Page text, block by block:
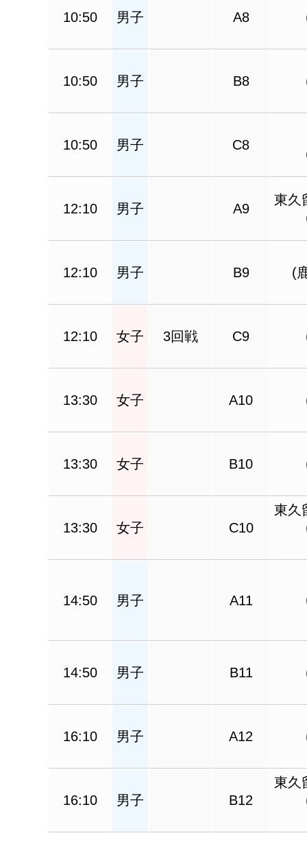
10:50 男子 A8
10:50 男子 B8
10:50 男子 C8
12:10 男子 A9
東久
12:10 男子 B9 (
12:10 女子 3回戦 C9
13:30 女子 A10
13:30 女子 B10
13:30 女子 C10
東久
14:50 男子 A11
14:50 男子 B11
16:10 男子 A12
16:10 男子 B12
東久